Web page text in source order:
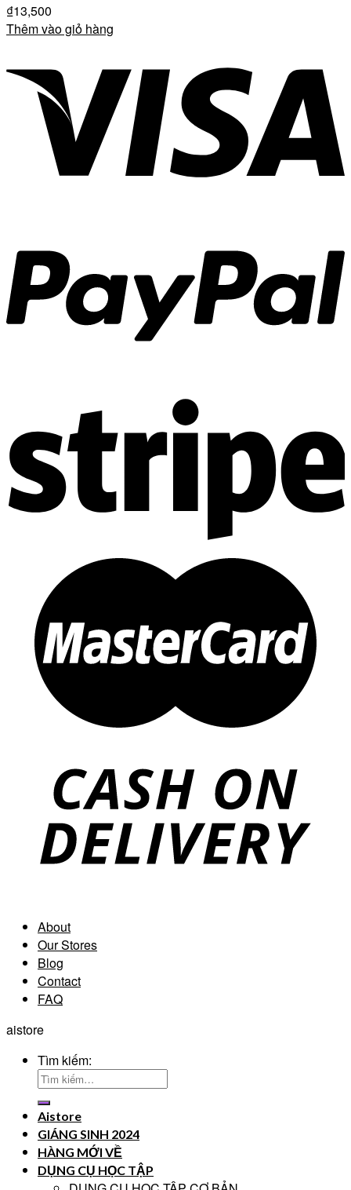
₫13,500
Thêm vào giỏ hàng
About
Our Stores
Blog
Contact
FAQ
aistore
Tìm kiếm:
Aistore
GIÁNG SINH 2024
HÀNG MỚI VỀ
DỤNG CỤ HỌC TẬP